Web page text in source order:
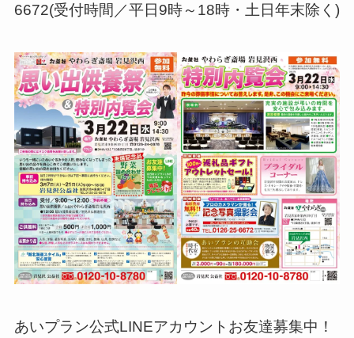
6672(受付時間／平日9時～18時・土日年末除く)
あいプラン公式LINEアカウントお友達募集中！